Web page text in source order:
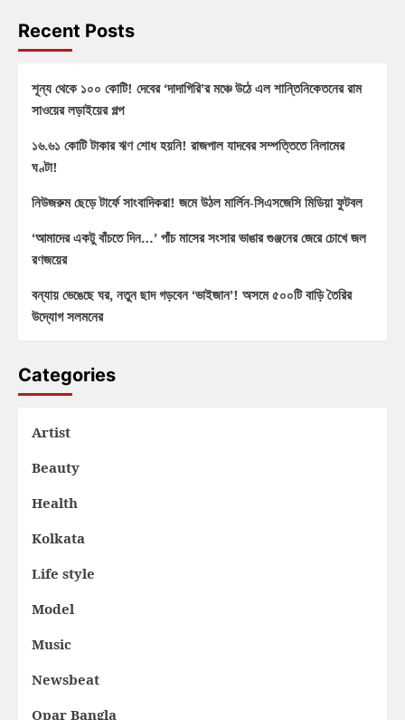
Recent Posts
শূন্য থেকে ১০০ কোটি! দেবের ‘দাদাগিরি’র মঞ্চে উঠে এল শান্তিনিকেতনের রাম
সাওয়ের লড়াইয়ের গল্প
১৬.৬১ কোটি টাকার ঋণ শোধ হয়নি! রাজপাল যাদবের সম্পত্তিতে নিলামের
ঘণ্টা!
নিউজরুম ছেড়ে টার্ফে সাংবাদিকরা! জমে উঠল মার্লিন-সিএসজেসি মিডিয়া ফুটবল
‘আমাদের একটু বাঁচতে দিন…’ পাঁচ মাসের সংসার ভাঙার গুঞ্জনের জেরে চোখে জল
রণজয়ের
বন্যায় ভেঙেছে ঘর, নতুন ছাদ গড়বেন ‘ভাইজান’! অসমে ৫০০টি বাড়ি তৈরির
উদ্যোগ সলমনের
Categories
Artist
Beauty
Health
Kolkata
Life style
Model
Music
Newsbeat
Opar Bangla